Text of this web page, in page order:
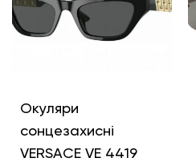
Окуляри
сонцезахисні
VERSACE VE 4419